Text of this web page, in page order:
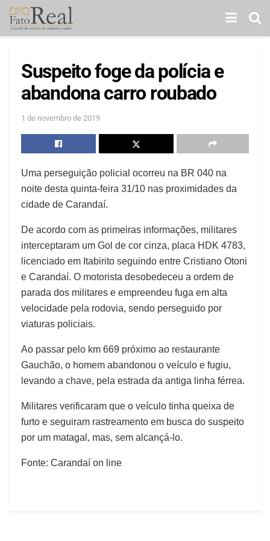
Suspeito foge da polícia e
abandona carro roubado
1 de novembro de 2019
Uma perseguição policial ocorreu na BR 040 na
noite desta quinta-feira 31/10 nas proximidades da
cidade de Carandaí.
De acordo com as primeiras informações, militares
interceptaram um Gol de cor cinza, placa HDK 4783,
licenciado em Itabirito seguindo entre Cristiano Otoni
e Carandaí. O motorista desobedeceu a ordem de
parada dos militares e empreendeu fuga em alta
velocidade pela rodovia, sendo perseguido por
viaturas policiais.
Ao passar pelo km 669 próximo ao restaurante
Gauchão, o homem abandonou o veículo e fugiu,
levando a chave, pela estrada da antiga linha férrea.
Militares verificaram que o veículo tinha queixa de
furto e seguiram rastreamento em busca do suspeito
por um matagal, mas, sem alcançá-lo.
Fonte: Carandaí on line